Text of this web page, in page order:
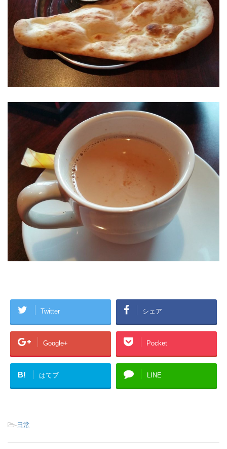
Twitter シェア
Google+ Pocket
B! はてブ LINE
-日常